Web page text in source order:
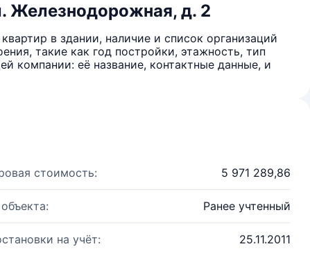
Железнодорожная, д. 2
в здании, наличие и список организаций
такие как год постройки, этажность, тип
компании: её название, контактные данные, и
стоимость: 5 971 289,86
Ранее учтенный
на учёт: 25.11.2011